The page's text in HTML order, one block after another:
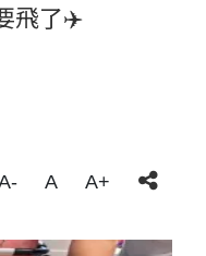
飛了✈️
A A+